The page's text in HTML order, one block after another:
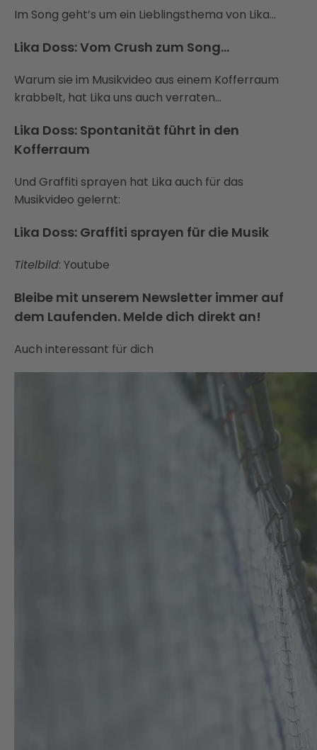
Im Song geht’s um ein Lieblingsthema von Lika…
Lika Doss: Vom Crush zum Song…
Warum sie im Musikvideo aus einem Kofferraum
krabbelt, hat Lika uns auch verraten…
Lika Doss: Spontanität führt in den
Kofferraum
Und Graffiti sprayen hat Lika auch für das
Musikvideo gelernt:
Lika Doss: Graffiti sprayen für die Musik
Titelbild: Youtube
Bleibe mit unserem Newsletter immer auf
dem Laufenden. Melde dich direkt an!
Auch interessant für dich